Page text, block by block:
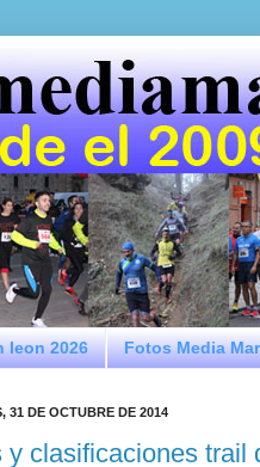
leon 2026 Fotos Media
31 DE OCTUBRE DE 2014
y clasificaciones trail